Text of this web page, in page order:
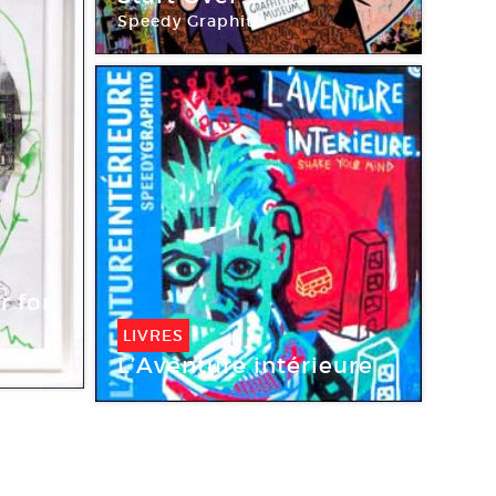
Speedy Graphito
Galerie Polaris
for
LIVRES
L’Aventure intérieure